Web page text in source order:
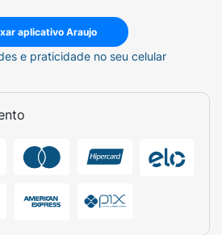
aplicativo Araujo
e praticidade no seu celular